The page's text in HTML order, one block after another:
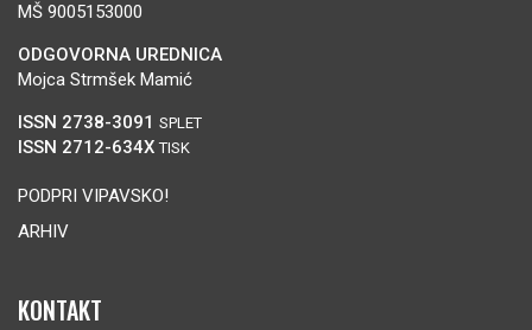
MŠ 9005153000
ODGOVORNA UREDNICA
Mojca Strmšek Mamić
ISSN 2738-3091 SPLET
ISSN 2712-634XTISK
PODPRI VIPAVSKO!
ARHIV
KONTAKT